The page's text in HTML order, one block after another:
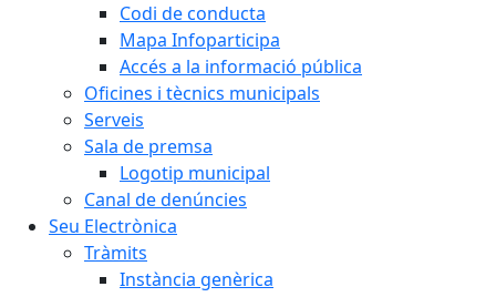
Codi de conducta
Mapa Infoparticipa
Accés a la informació pública
Oficines i tècnics municipals
Serveis
Sala de premsa
Logotip municipal
Canal de denúncies
Seu Electrònica
Tràmits
Instància genèrica